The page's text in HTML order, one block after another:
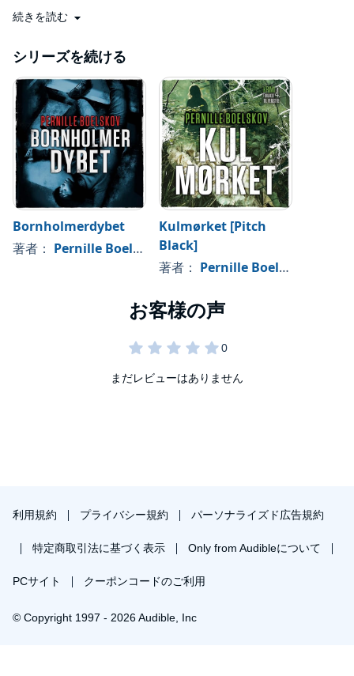
Fin krimidebut fra Bornholm.
続きを読む
シリーズを続ける
Bornholmerdybet
著者： Pernille Boelskov
Kulmørket [Pitch
Black]
著者： Pernille Boelskov
まだレビューはありません
利用規約 プライバシー規約 パーソナライズド広告規約
特定商取引法に基づく表示 Only from Audibleについて
PCサイト クーポンコードのご利用
© Copyright 1997 - 2026 Audible, Inc